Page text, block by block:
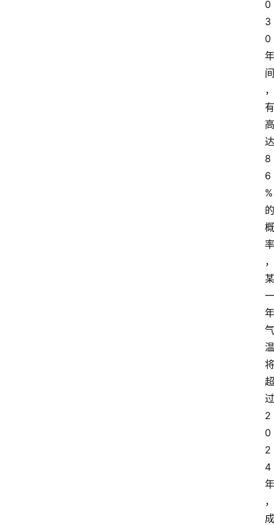
0
3
0
年
间
，
有
高
达
8
6
%
的
概
率
，
某
一
年
气
温
将
超
过
2
0
2
4
年
，
成